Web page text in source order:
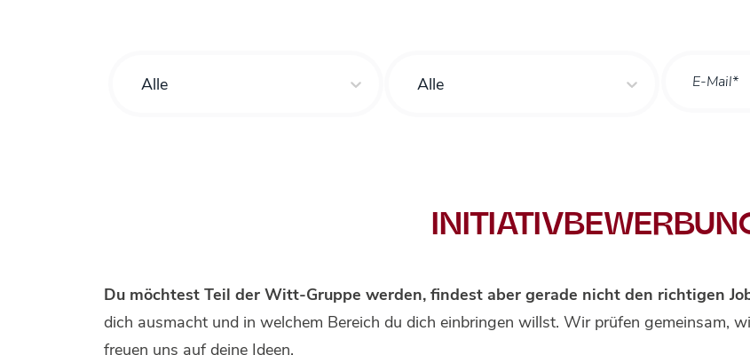
Alle Alle
Du möchtest Teil der Witt-Gruppe werden, findest aber gerade nicht den richtigen
dich ausmacht und in welchem Bereich du dich einbringen willst. Wir prüfen gemeinsam,
freuen uns auf deine Ideen.